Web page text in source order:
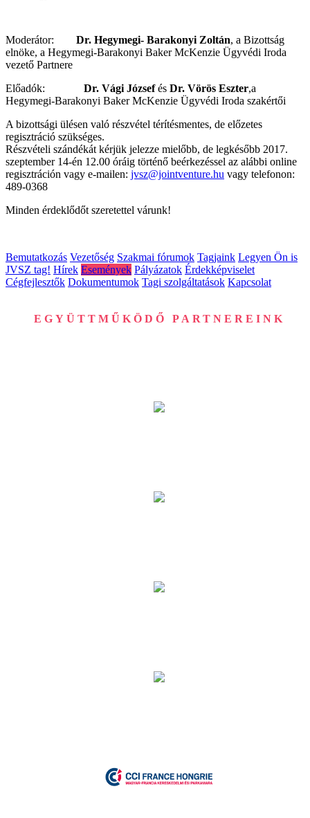
Moderátor: Dr. Hegymegi- Barakonyi Zoltán, a Bizottság
elnöke, a Hegymegi-Barakonyi Baker McKenzie Ügyvédi Iroda
vezető Partnere
Előadók: Dr. Vági Józsefés Dr. Vörös Eszter,a
Hegymegi-Barakonyi Baker McKenzie Ügyvédi Iroda szakértői
A bizottsági ülésen való részvétel térítésmentes, de előzetes
regisztráció szükséges.
Részvételi szándékát kérjük jelezze mielőbb, de legkésőbb 2017.
szeptember 14-én 12.00 óráig történő beérkezéssel az alábbi online
regisztráción vagy e-mailen: jvsz@jointventure.hu vagy telefonon:
489-0368
Minden érdeklődőt szeretettel várunk!
Bemutatkozás Vezetőség Szakmai fórumok Tagjaink Legyen Ön is
JVSZ tag! Hírek Események Pályázatok Érdekképviselet
Cégfejlesztők Dokumentumok Tagi szolgáltatások Kapcsolat
EGYÜTTMŰKÖDŐ PARTNEREINK